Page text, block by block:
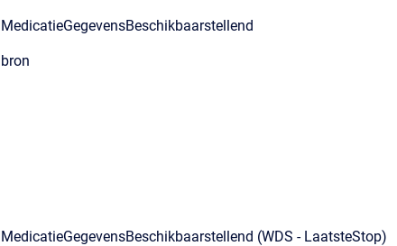
MedicatieGegevensBeschikbaarstellend
bron
MedicatieGegevensBeschikbaarstellend (WDS - LaatsteStop)